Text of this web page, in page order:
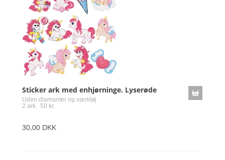
Sticker ark med enhjørninge. Lyserøde
Uden diamanter og værktøj
2 ark. 50 kr.
30,00 DKK